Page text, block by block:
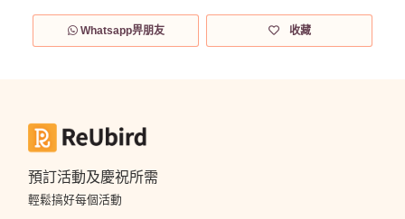
Whatsapp畀朋友 收藏
預訂活動及慶祝所需
輕鬆搞好每個活動